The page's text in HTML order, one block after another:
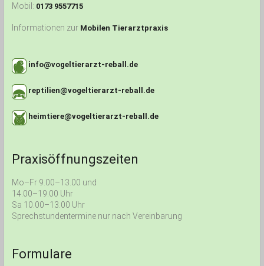
Mobil: 0173 9557715
Informationen zur Mobilen Tierarztpraxis
info@vogeltierarzt-reball.de
reptilien@vogeltierarzt-reball.de
heimtiere@vogeltierarzt-reball.de
Praxisöffnungszeiten
Mo–Fr 9.00–13.00 und
14.00–19.00 Uhr
Sa 10.00–13.00 Uhr
Sprechstundentermine nur nach Vereinbarung
Formulare